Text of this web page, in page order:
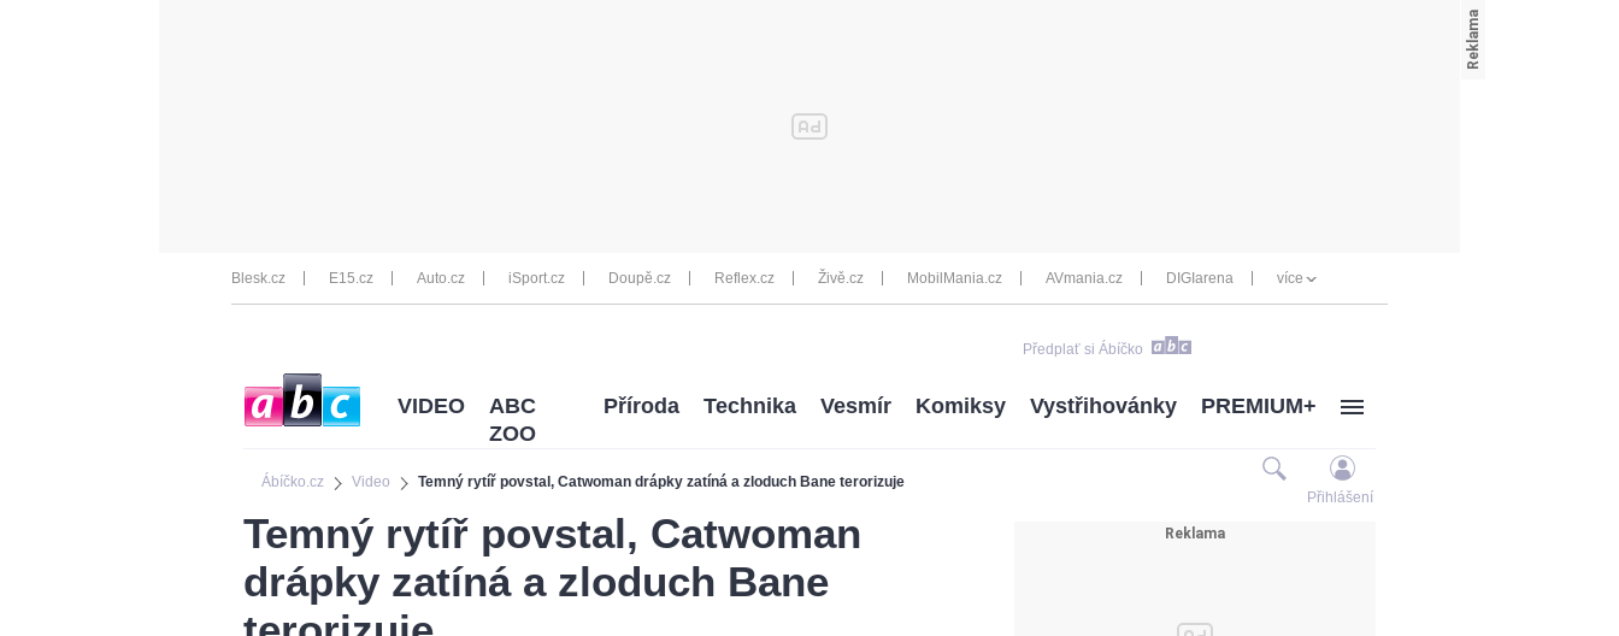
Blesk.cz E15.cz Auto.cz iSport.cz Doupě.cz Reflex.cz Živě.cz MobilMania.cz AVmania.cz DIGIarena více
Předplať si Ábíčko
Ábíčko.cz Video Temný rytíř povstal, Catwoman drápky zatíná a zloduch Bane terorizuje
VIDEO
ABC
ZOO
Příroda Technika Vesmír Komiksy Vystřihovánky PREMIUM+
Přihlášení
Temný rytíř povstal, Catwoman
drápky zatíná a zloduch Bane